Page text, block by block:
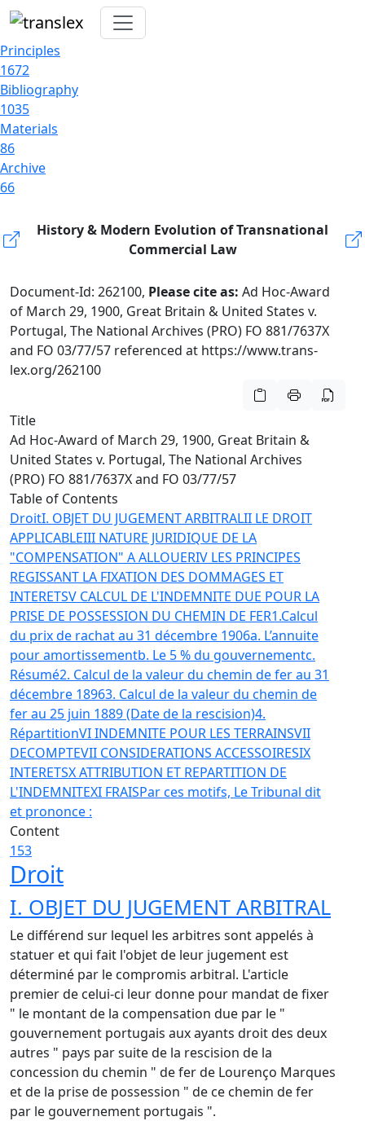
Principles
1672
Bibliography
1035
Materials
86
Archive
66
History & Modern Evolution of Transnational
Commercial Law
Document-Id: 262100, Please cite as: Ad Hoc-Award
of March 29, 1900, Great Britain & United States v.
Portugal, The National Archives (PRO) FO 881/7637X
and FO 03/77/57 referenced at https://www.trans-
lex.org/262100
Title
Ad Hoc-Award of March 29, 1900, Great Britain &
United States v. Portugal, The National Archives
(PRO) FO 881/7637X and FO 03/77/57
Table of Contents
DroitI. OBJET DU JUGEMENT ARBITRALII LE DROIT
APPLICABLEIII NATURE JURIDIQUE DE LA
"COMPENSATION" A ALLOUERIV LES PRINCIPES
REGISSANT LA FIXATION DES DOMMAGES ET
INTERETSV CALCUL DE L'INDEMNITE DUE POUR LA
PRISE DE POSSESSION DU CHEMIN DE FER1.Calcul
du prix de rachat au 31 décembre 1906a. L’annuite
pour amortissementb. Le 5 % du gouvernementc.
Résumé2. Calcul de la valeur du chemin de fer au 31
décembre 18963. Calcul de la valeur du chemin de
fer au 25 juin 1889 (Date de la rescision)4.
RépartitionVI INDEMNITE POUR LES TERRAINSVII
DECOMPTEVII CONSIDERATIONS ACCESSOIRESIX
INTERETSX ATTRIBUTION ET REPARTITION DE
L'INDEMNITEXI FRAISPar ces motifs, Le Tribunal dit
et prononce :
Content
153
Droit
I. OBJET DU JUGEMENT ARBITRAL
Le différend sur lequel les arbitres sont appelés à
statuer et qui fait l'objet de leur jugement est
déterminé par le compromis arbitral. L'article
premier de celui-ci leur donne pour mandat de fixer
" le montant de la compensation due par le "
gouvernement portugais aux ayants droit des deux
autres " pays par suite de la rescision de la
concession du chemin " de fer de Lourenço Marques
et de la prise de possession " de ce chemin de fer
par le gouvernement portugais ".